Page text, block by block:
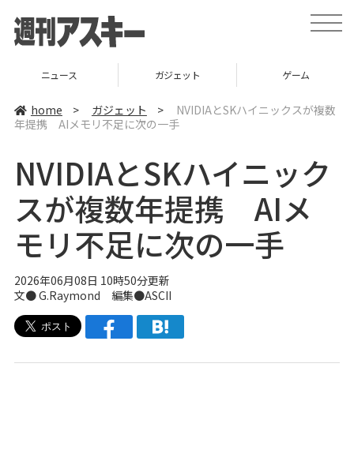
t
o
a
v
i
ニュース ガジェット ゲーム
home > ガジェット >
NVIDIAとSKハイニックスが複数
年提携 AIメモリ不足に次の一手
NVIDIAとSKハイニック
スが複数年提携 AIメ
モリ不足に次の一手
2026年06月08日 10時50分更新
文● G.Raymond 編集●ASCII